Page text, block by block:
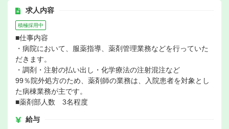
求人内容
積極採用中
■仕事内容
・病院において、服薬指導、薬剤管理業務などを行っていた
だきます。
・調剤・注射の払い出し・化学療法の注射混注など
99％院外処方のため、薬剤師の業務は、入院患者を対象とし
た病棟業務が主です。
■薬剤部人数 3名程度
給与